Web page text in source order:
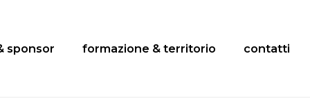
sponsor formazione & territorio contatti